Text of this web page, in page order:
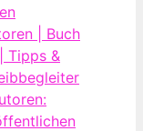
| Buch
Tipps &